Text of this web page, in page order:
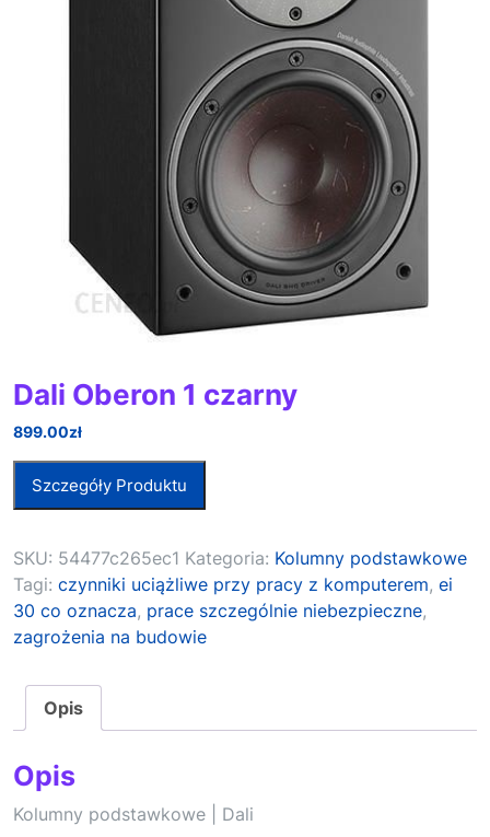
Dali Oberon 1 czarny
899.00zł
Szczegóły Produktu
SKU: 54477c265ec1 Kategoria: Kolumny podstawkowe
Tagi: czynniki uciążliwe przy pracy z komputerem, ei
30 co oznacza, prace szczególnie niebezpieczne,
zagrożenia na budowie
Opis
Opis
Kolumny podstawkowe | Dali